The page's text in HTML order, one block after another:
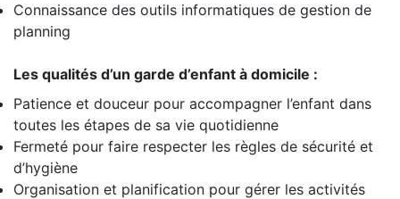
Connaissance des outils informatiques de gestion de
planning
Les qualités d’un garde d’enfant à domicile :
Patience et douceur pour accompagner l’enfant dans
toutes les étapes de sa vie quotidienne
Fermeté pour faire respecter les règles de sécurité et
d’hygiène
Organisation et planification pour gérer les activités